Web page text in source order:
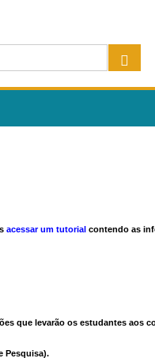
acessar um tutorial contendo as
que levarão os estudantes aos
Pesquisa).